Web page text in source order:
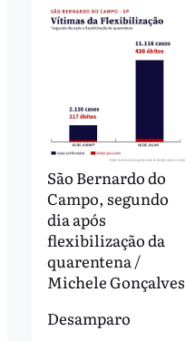
São Bernardo do
Campo, segundo
dia após
flexibilização da
quarentena /
Michele Gonçalves
Desamparo